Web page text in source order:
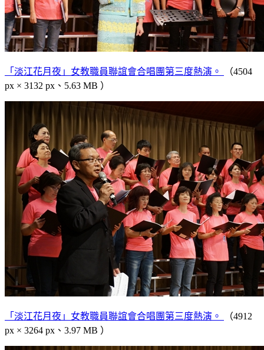
「淡江花月夜」女教職員聯誼會合唱團第三度熱演。
（4504
px × 3132 px、5.63 MB ）
「淡江花月夜」女教職員聯誼會合唱團第三度熱演。
（4912
px × 3264 px、3.97 MB ）